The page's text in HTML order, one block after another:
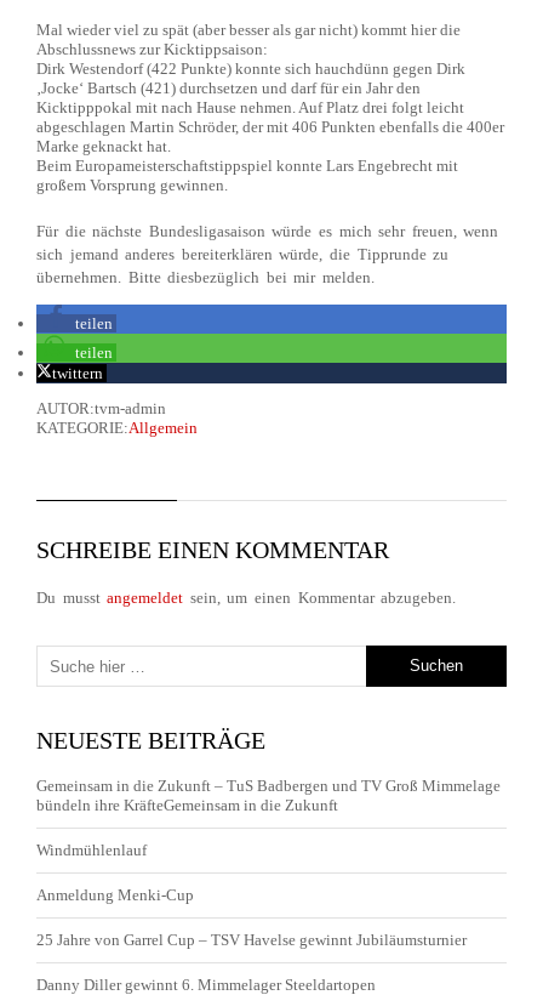
Mal wieder viel zu spät (aber besser als gar nicht) kommt hier die
Abschlussnews zur Kicktippsaison:
Dirk Westendorf (422 Punkte) konnte sich hauchdünn gegen Dirk
‚Jocke‘ Bartsch (421) durchsetzen und darf für ein Jahr den
Kicktipppokal mit nach Hause nehmen. Auf Platz drei folgt leicht
abgeschlagen Martin Schröder, der mit 406 Punkten ebenfalls die 400er
Marke geknackt hat.
Beim Europameisterschaftstippspiel konnte Lars Engebrecht mit
großem Vorsprung gewinnen.
Für die nächste Bundesligasaison würde es mich sehr freuen, wenn
sich jemand anderes bereiterklären würde, die Tipprunde zu
übernehmen. Bitte diesbezüglich bei mir melden.
teilen
teilen
twittern
AUTOR:tvm-admin
KATEGORIE:Allgemein
SCHREIBE EINEN KOMMENTAR
Du musstangemeldet sein, um einen Kommentar abzugeben.
NEUESTE BEITRÄGE
Gemeinsam in die Zukunft – TuS Badbergen und TV Groß Mimmelage
bündeln ihre KräfteGemeinsam in die Zukunft
Windmühlenlauf
Anmeldung Menki-Cup
25 Jahre von Garrel Cup – TSV Havelse gewinnt Jubiläumsturnier
Danny Diller gewinnt 6. Mimmelager Steeldartopen